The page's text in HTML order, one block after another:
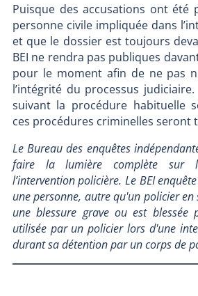
Puisque des accusations ont été
personne civile impliquée dans
et que le dossier est toujours
BEI ne rendra pas publiques
pour le moment afin de ne pas
l’intégrité du processus
suivant la procédure habituelle
ces procédures criminelles seront
Le Bureau des enquêtes
faire la lumière complète sur
l’intervention policière. Le BEI
une personne, autre qu'un policier en
une blessure grave ou est
utilisée par un policier lors d'une
durant sa détention par un corps de